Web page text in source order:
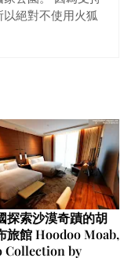
絕對不使用火狐
探索沙漠奇蹟的胡
旅館 Hoodoo Moab,
Collection by